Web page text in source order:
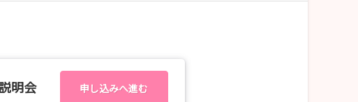
明会 申し込みへ進む